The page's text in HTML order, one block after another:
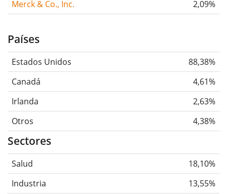
Merck & Co., Inc.
2,09%
Países
Estados Unidos
88,38%
Canadá
4,61%
Irlanda
2,63%
Otros
4,38%
Sectores
Salud
18,10%
Industria
13,55%